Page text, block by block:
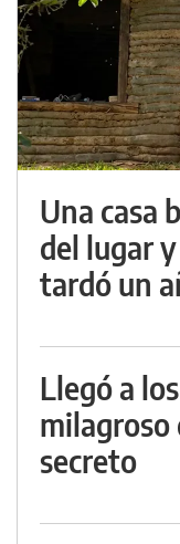
Una casa
del lugar
tardó un
Llegó a
milagroso
secreto